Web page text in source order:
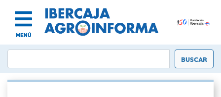
MENÚ